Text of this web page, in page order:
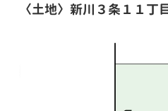
〈土地〉新川３条１１丁